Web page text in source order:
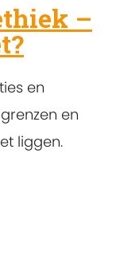
–
en
en
liggen.